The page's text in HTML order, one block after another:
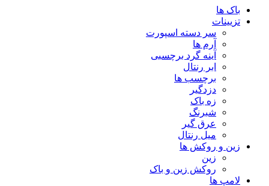
باک ها
تزیینات
سر دسته اسپورت
آرم ها
آینه گرد برچسبی
ابر رنتال
برچسب ها
دزدگیر
زه باک
شبرنگ
عرق گیر
میل رنتال
زین و روکش ها
زین
روکش زین و باک
لامپ ها